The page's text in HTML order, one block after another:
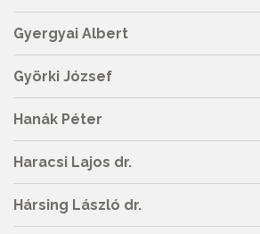
Gyergyai Albert
Györki József
Hanák Péter
Haracsi Lajos dr.
Hársing László dr.